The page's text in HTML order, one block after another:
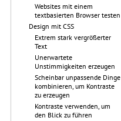
Websites mit einem
textbasierten Browser testen
Design mit CSS
Extrem stark vergrößerter
Text
Unerwartete
Unstimmigkeiten erzeugen
Scheinbar unpassende Dinge
kombinieren, um Kontraste
zu erzeugen
Kontraste verwenden, um
den Blick zu führen